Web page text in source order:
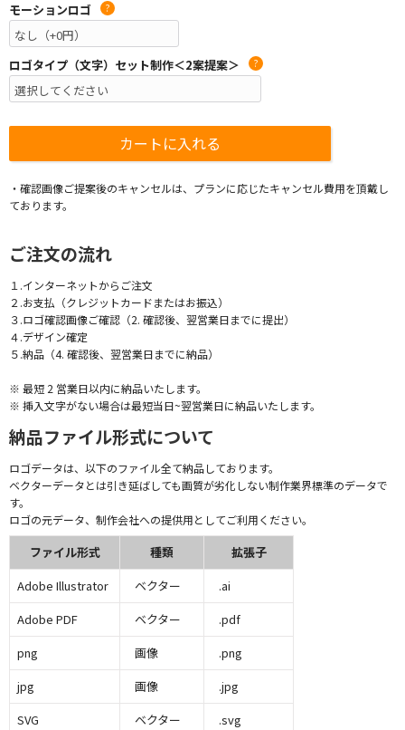
モーションロゴ ?
ロゴタイプ（文字）セット制作＜2案提案＞ ?
・確認画像ご提案後のキャンセルは、プランに応じたキャンセル費用を頂戴し
ております。
ご注文の流れ
１.インターネットからご注文
２.お支払（クレジットカードまたはお振込）
３.ロゴ確認画像ご確認（2. 確認後、翌営業日までに提出）
４.デザイン確定
５.納品（4. 確認後、翌営業日までに納品）
※ 最短 2 営業日以内に納品いたします。
※ 挿入文字がない場合は最短当日~翌営業日に納品いたします。
納品ファイル形式について
ロゴデータは、以下のファイル全て納品しております。
ベクターデータとは引き延ばしても画質が劣化しない制作業界標準のデータで
す。
ロゴの元データ、制作会社への提供用としてご利用ください。
ファイル形式 種類
拡張子
Adobe Illustrator
ベクター
.ai
Adobe PDF
ベクター
.pdf
png
画像
.png
jpg
画像
.jpg
SVG
ベクター .svg